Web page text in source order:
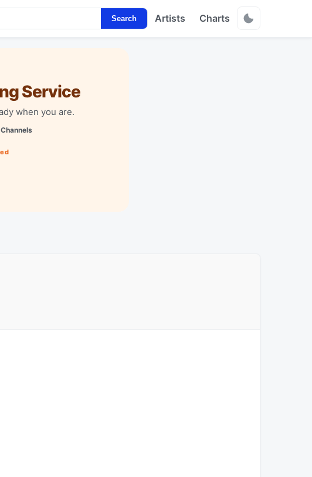
Search Artists Charts
Service
when you are.